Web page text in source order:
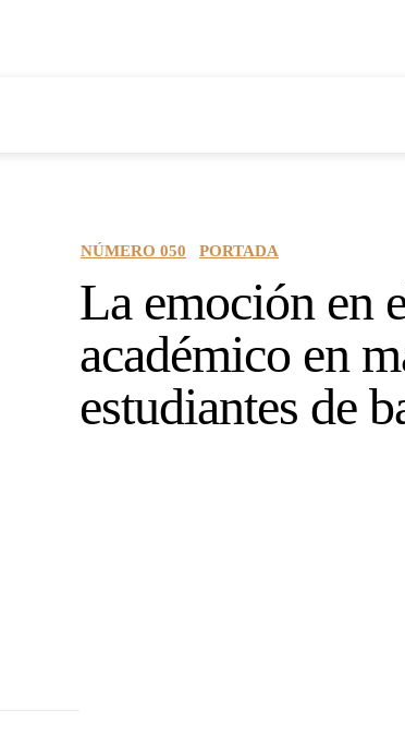
NÚMERO 050 PORTADA
La emoción en
académico en
estudiantes de